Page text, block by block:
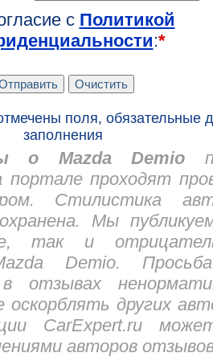
с Политикой
:*
поля, обязательные
заполнения
о Mazda Demio
портале проходят
Стилистика
Мы
так и
Demio.
отзывах
оскорблять других
CarExpert.ru
авторов